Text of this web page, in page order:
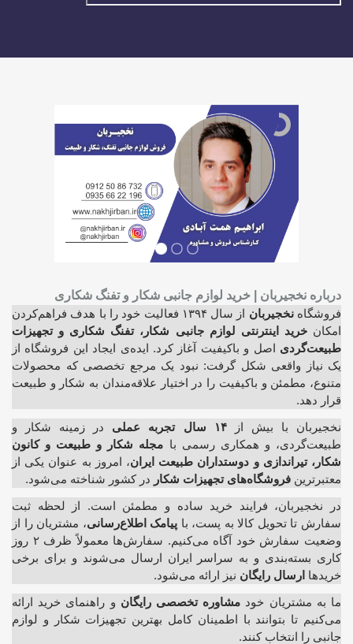
درباره نخجیربان | خرید لوازم جانبی شکار و تفنگ شکاری
فروشگاه نخجیربان
از سال ۱۳۹۴ فعالیت خود را با هدف فراهم‌کردن
امکان خرید اینترنتی لوازم جانبی شکار، تفنگ شکاری و تجهیزات
طبیعت‌گردی اصل و باکیفیت آغاز کرد. ایده‌ی ایجاد این فروشگاه از
یک نیاز واقعی شکل گرفت: نبود یک مرجع تخصصی که محصولات
متنوع، مطمئن و باکیفیت را در اختیار علاقه‌مندان به شکار و طبیعت
قرار دهد.
نخجیربان با بیش از
۱۴ سال تجربه عملی
در زمینه شکار و
طبیعت‌گردی، و همکاری رسمی با مجله شکار و طبیعت و کانون
شکار، تیراندازی و دوستداران طبیعت ایران، امروز به عنوان یکی از
معتبرترین فروشگاه‌های تجهیزات شکار در کشور شناخته می‌شود.
در نخجیربان، فرایند خرید ساده و مطمئن است. از لحظه ثبت
سفارش تا تحویل کالا به پست، با پیامک اطلاع‌رسانی، مشتریان را از
وضعیت سفارش خود آگاه می‌کنیم. سفارش‌ها معمولاً ظرف ۲ روز
کاری بسته‌بندی و به سراسر ایران ارسال می‌شوند و برای برخی
خریدها ارسال رایگان نیز ارائه می‌شود.
ما به مشتریان خود مشاوره تخصصی رایگان و راهنمای خرید ارائه
می‌کنیم تا بتوانند با اطمینان کامل بهترین تجهیزات شکار و لوازم
جانبی را انتخاب کنند.